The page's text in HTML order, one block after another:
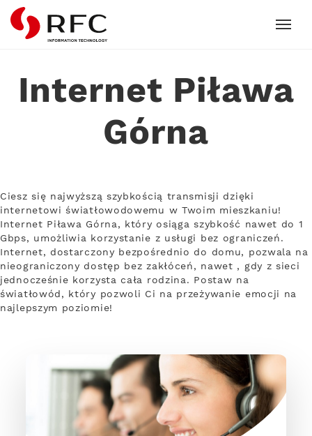
RFC
Internet Piława
Górna
Ciesz się najwyższą szybkością transmisji dzięki
internetowi światłowodowemu w Twoim mieszkaniu!
Internet Piława Górna, który osiąga szybkość nawet do 1
Gbps, umożliwia korzystanie z usługi bez ograniczeń.
Internet, dostarczony bezpośrednio do domu, pozwala na
nieograniczony dostęp bez zakłóceń, nawet , gdy z sieci
jednocześnie korzysta cała rodzina. Postaw na
światłowód, który pozwoli Ci na przeżywanie emocji na
najlepszym poziomie!